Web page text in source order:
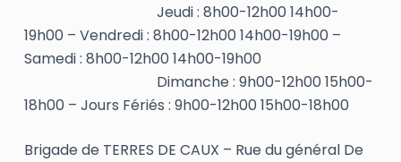
Jeudi : 8h00-12h00 14h00-
19h00 – Vendredi : 8h00-12h00 14h00-19h00 –
Samedi : 8h00-12h00 14h00-19h00
Dimanche : 9h00-12h00 15h00-
18h00 – Jours Fériés : 9h00-12h00 15h00-18h00
Brigade de TERRES DE CAUX – Rue du général De